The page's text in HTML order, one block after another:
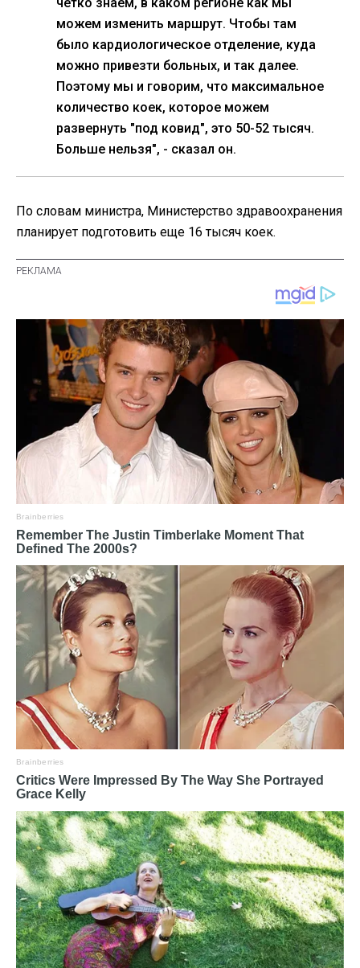
можем изменить маршрут. Чтобы там
было кардиологическое отделение, куда
можно привезти больных, и так далее.
Поэтому мы и говорим, что максимальное
количество коек, которое можем
развернуть "под ковид", это 50-52 тысяч.
Больше нельзя", - сказал он.
По словам министра, Министерство здравоохранения
планирует подготовить еще 16 тысяч коек.